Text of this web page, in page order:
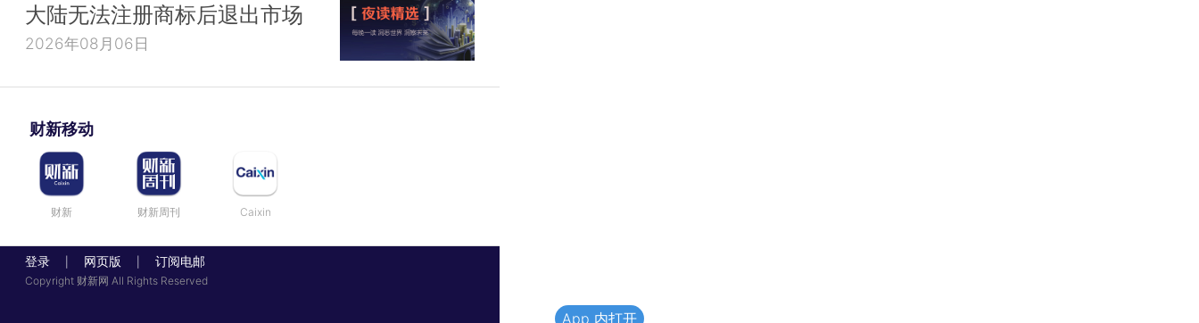
大陆无法注册商标后退出市场
2026年08月06日
财新移动
财新 财新周刊 Caixin
登录 网页版 订阅电邮
Copyright 财新网 All Rights Reserved
App 内打开